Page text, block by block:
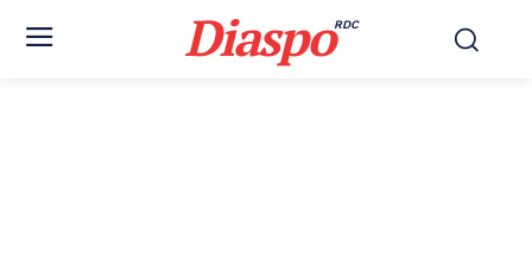
DiaspoRDC